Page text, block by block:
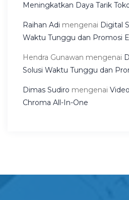
Meningkatkan Daya Tarik
Raihan Adi mengenai Digital
Waktu Tunggu dan Promosi
Hendra Gunawan mengenai
Solusi Waktu Tunggu dan
Dimas Sudiro mengenai
Chroma All-In-One